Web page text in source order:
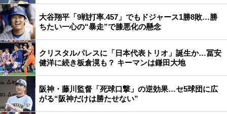
大谷翔平「9戦打率.457」でもドジャース1勝8敗…勝
ちたい一心の“暴走”で膝悪化の懸念
クリスタルパレスに「日本代表トリオ」誕生か…冨安
健洋に続き板倉滉も？ キーマンは鎌田大地
阪神・藤川監督「死球口撃」の逆効果…セ5球団に広
がる“阪神だけは勝たせない”